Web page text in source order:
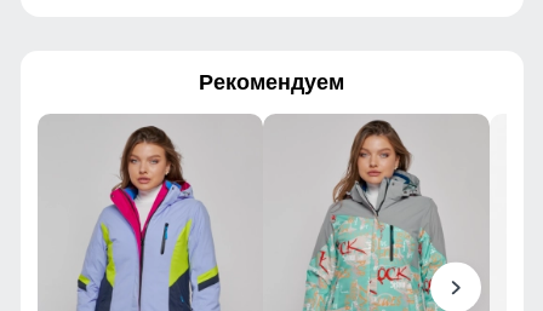
Рекомендуем